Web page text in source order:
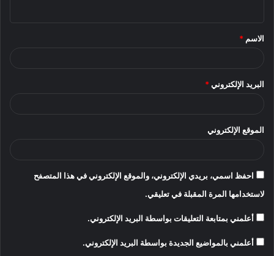
*
الاسم *
البريد الإلكتروني *
الموقع الإلكتروني
احفظ اسمي، بريدي الإلكتروني، والموقع الإلكتروني في هذا المتصفح
لاستخدامها المرة المقبلة في تعليقي.
أعلمني بمتابعة التعليقات بواسطة البريد الإلكتروني.
أعلمني بالمواضيع الجديدة بواسطة البريد الإلكتروني.